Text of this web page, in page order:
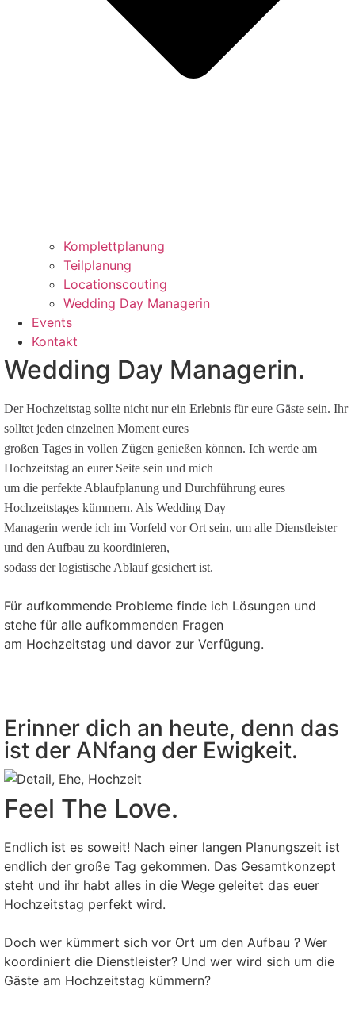
Komplettplanung
Teilplanung
Locationscouting
Wedding Day Managerin
Events
Kontakt
Wedding Day Managerin.
Der Hochzeitstag sollte nicht nur ein Erlebnis für eure Gäste sein. Ihr
solltet jeden einzelnen Moment eures
großen Tages in vollen Zügen genießen können. Ich werde am
Hochzeitstag an eurer Seite sein und mich
um die perfekte Ablaufplanung und Durchführung eures
Hochzeitstages kümmern. Als Wedding Day
Managerin werde ich im Vorfeld vor Ort sein, um alle Dienstleister
und den Aufbau zu koordinieren,
sodass der logistische Ablauf gesichert ist.
Für aufkommende Probleme finde ich Lösungen und
stehe für alle aufkommenden Fragen
am Hochzeitstag und davor zur Verfügung.
Erinner dich an heute, denn das
ist der ANfang der Ewigkeit.
Feel The Love.
Endlich ist es soweit! Nach einer langen Planungszeit ist
endlich der große Tag gekommen. Das Gesamtkonzept
steht und ihr habt alles in die Wege geleitet das euer
Hochzeitstag perfekt wird.
Doch wer kümmert sich vor Ort um den Aufbau ? Wer
koordiniert die Dienstleister? Und wer wird sich um die
Gäste am Hochzeitstag kümmern?